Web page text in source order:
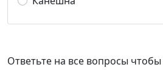
Ответьте на все вопросы